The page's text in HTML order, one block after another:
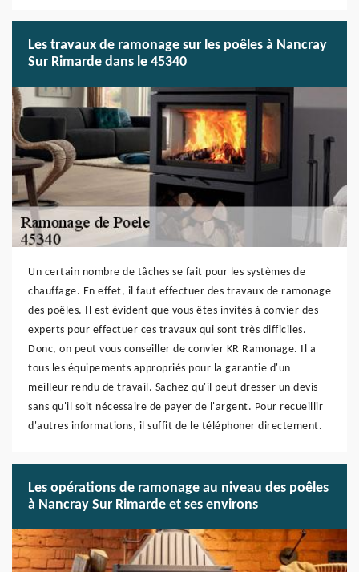
Les travaux de ramonage sur les poêles à Nancray
Sur Rimarde dans le 45340
Un certain nombre de tâches se fait pour les systèmes de
chauffage. En effet, il faut effectuer des travaux de ramonage
des poêles. Il est évident que vous êtes invités à convier des
experts pour effectuer ces travaux qui sont très difficiles.
Donc, on peut vous conseiller de convier KR Ramonage. Il a
tous les équipements appropriés pour la garantie d'un
meilleur rendu de travail. Sachez qu'il peut dresser un devis
sans qu'il soit nécessaire de payer de l'argent. Pour recueillir
d'autres informations, il suffit de le téléphoner directement.
Les opérations de ramonage au niveau des poêles
à Nancray Sur Rimarde et ses environs